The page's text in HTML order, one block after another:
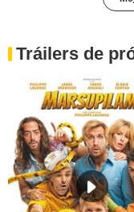
Tráilers de